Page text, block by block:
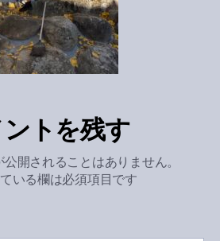
ントを残す
開されることはありません。
いる欄は必須項目です